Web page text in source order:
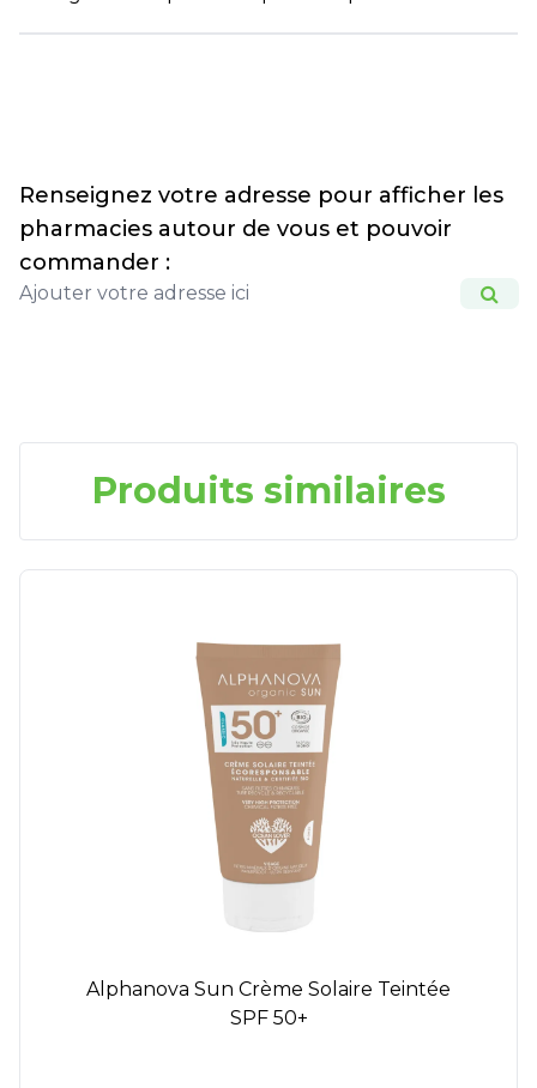
Renseignez votre adresse pour afficher les
pharmacies autour de vous et pouvoir
commander :
Produits similaires
Alphanova Sun Crème Solaire Teintée
SPF 50+